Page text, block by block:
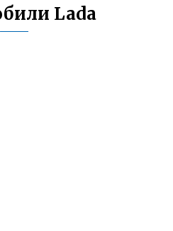
Lada